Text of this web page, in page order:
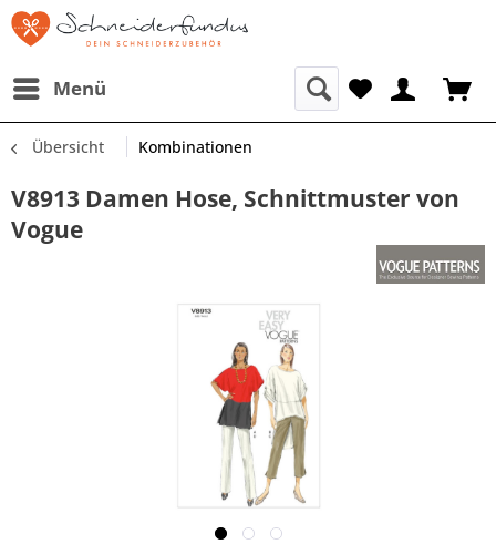
Menü
Übersicht Kombinationen
V8913 Damen Hose, Schnittmuster von
Vogue